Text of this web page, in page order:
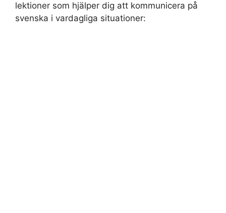
lektioner som hjälper dig att kommunicera på
svenska i vardagliga situationer: